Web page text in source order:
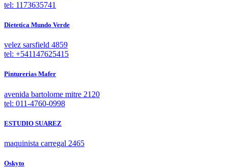
tel: 1173635741
Dietetica Mundo Verde
velez sarsfield 4859
tel: +541147625415
Pinturerias Mafer
avenida bartolome mitre 2120
tel: 011-4760-0998
ESTUDIO SUAREZ
maquinista carregal 2465
Oskyto